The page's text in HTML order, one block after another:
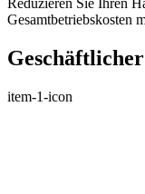
Gesamtbetriebskosten
item-1-icon